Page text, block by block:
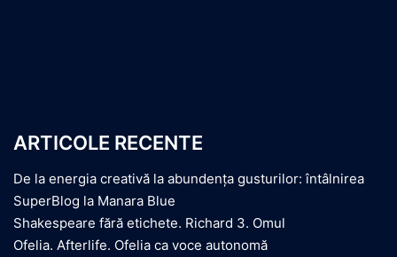
ARTICOLE RECENTE
De la energia creativă la abundența gusturilor: întâlnirea
SuperBlog la Manara Blue
Shakespeare fără etichete. Richard 3. Omul
Ofelia. Afterlife. Ofelia ca voce autonomă